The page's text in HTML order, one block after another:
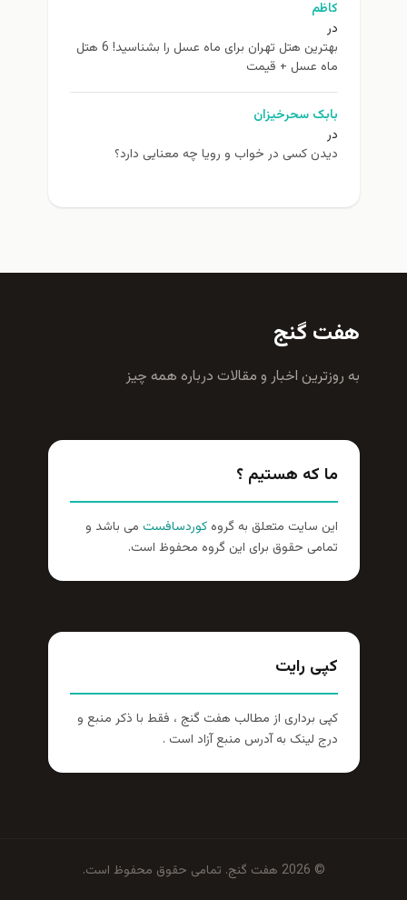
کاظم
در
بهترین هتل تهران برای ماه عسل را بشناسید! 6 هتل
ماه عسل + قیمت
بابک سحرخیزان
در
دیدن کسی در خواب و رویا چه معنایی دارد؟
هفت گنج
به روزترين اخبار و مقالات درباره همه چيز
ما که هستیم ؟
این سایت متعلق به گروهکوردسافست می باشد و
تمامی حقوق برای این گروه محفوظ است.
کپی رایت
کپی برداری از مطالب هفت گنج ، فقط با ذکر منبع و
درج لینک به آدرس منبع آزاد است .
© 2026 هفت گنج. تمامی حقوق محفوظ است.